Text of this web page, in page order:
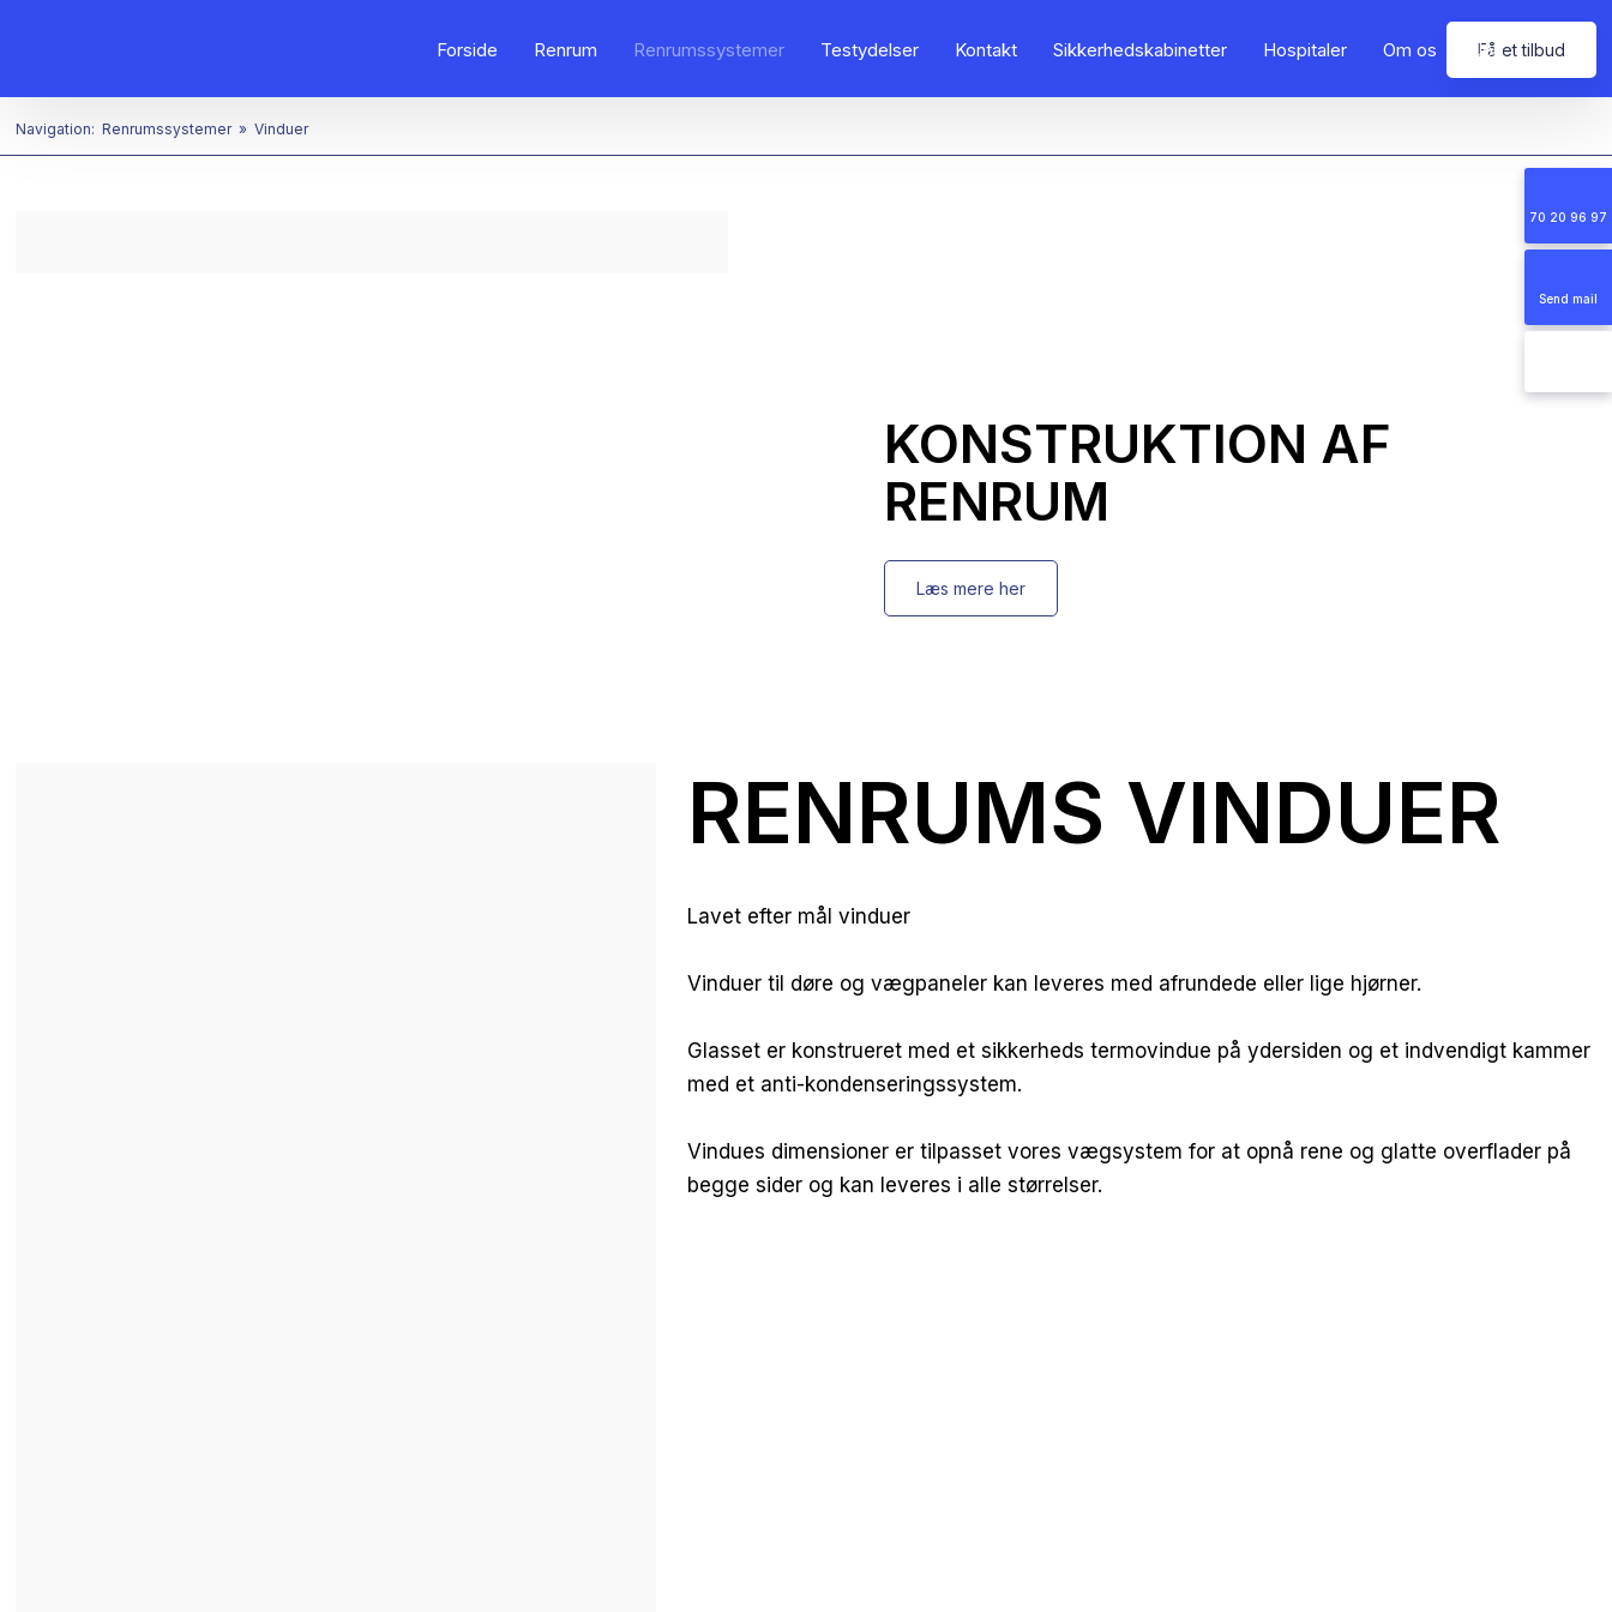
Forside Renrum Renrumssystemer Testydelser Kontakt Sikkerhedskabinetter Hospitaler Om os Job
Få et tilbud
70 20 96 97
Send mail
Navigation:Renrumssystemer »Vinduer
KONSTRUKTION AF
RENRUM​
Læs mere her
RENRUMS VINDUER
Lavet efter mål vinduer
Vinduer til døre og vægpaneler kan leveres med afrundede eller lige hjørner.
Glasset er konstrueret med et sikkerheds termovindue på ydersiden og et indvendigt kammer
med et anti-kondenseringssystem.
Vindues dimensioner er tilpasset vores vægsystem for at opnå rene og glatte overflader på
begge sider og kan leveres i alle størrelser.